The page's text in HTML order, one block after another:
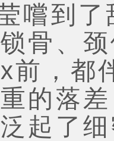
了甜
骨、
前，都
的落
起了